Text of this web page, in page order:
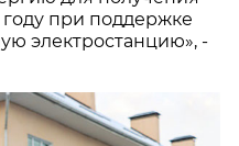
при поддержке
электростанцию», -